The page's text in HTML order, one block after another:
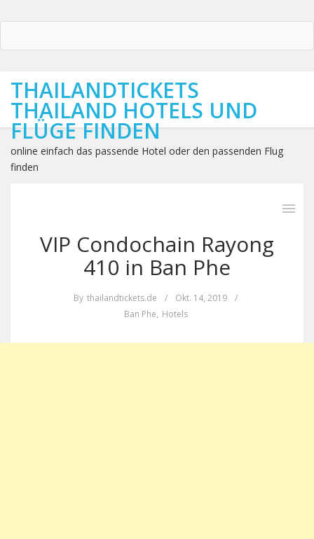
THAILANDTICKETS
THAILAND HOTELS UND
FLÜGE FINDEN
online einfach das passende Hotel oder den passenden Flug
finden
VIP Condochain Rayong
410 in Ban Phe
By thailandtickets.de / Okt. 14, 2019
/
Ban Phe, Hotels